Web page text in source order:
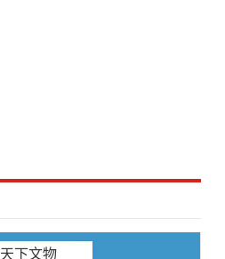
天下文物